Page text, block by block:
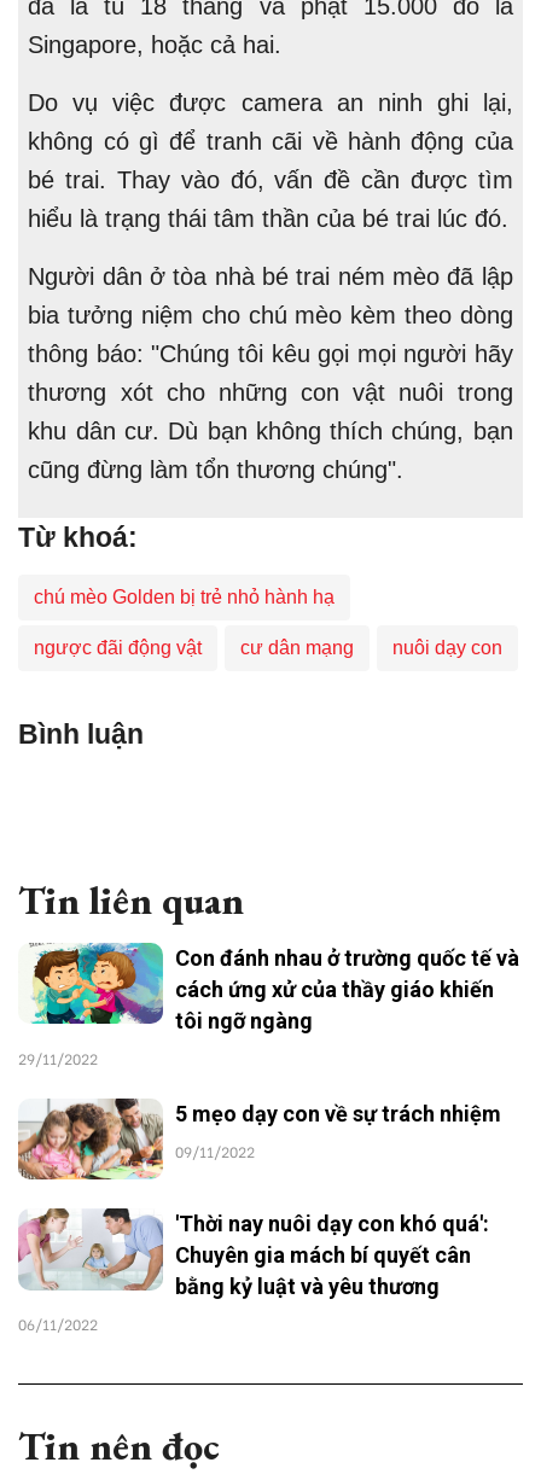
đa là tù 18 tháng và phạt 15.000 đô la
Singapore, hoặc cả hai.
Do vụ việc được camera an ninh ghi lại,
không có gì để tranh cãi về hành động của
bé trai. Thay vào đó, vấn đề cần được tìm
hiểu là trạng thái tâm thần của bé trai lúc đó.
Người dân ở tòa nhà bé trai ném mèo đã lập
bia tưởng niệm cho chú mèo kèm theo dòng
thông báo: "Chúng tôi kêu gọi mọi người hãy
thương xót cho những con vật nuôi trong
khu dân cư. Dù bạn không thích chúng, bạn
cũng đừng làm tổn thương chúng".
Từ khoá:
chú mèo Golden bị trẻ nhỏ hành hạ
ngược đãi động vật cư dân mạng nuôi dạy con
Bình luận
Tin liên quan
Con đánh nhau ở trường quốc tế và
cách ứng xử của thầy giáo khiến
tôi ngỡ ngàng
29/11/2022
5 mẹo dạy con về sự trách nhiệm
09/11/2022
'Thời nay nuôi dạy con khó quá':
Chuyên gia mách bí quyết cân
bằng kỷ luật và yêu thương
06/11/2022
Tin nên đọc